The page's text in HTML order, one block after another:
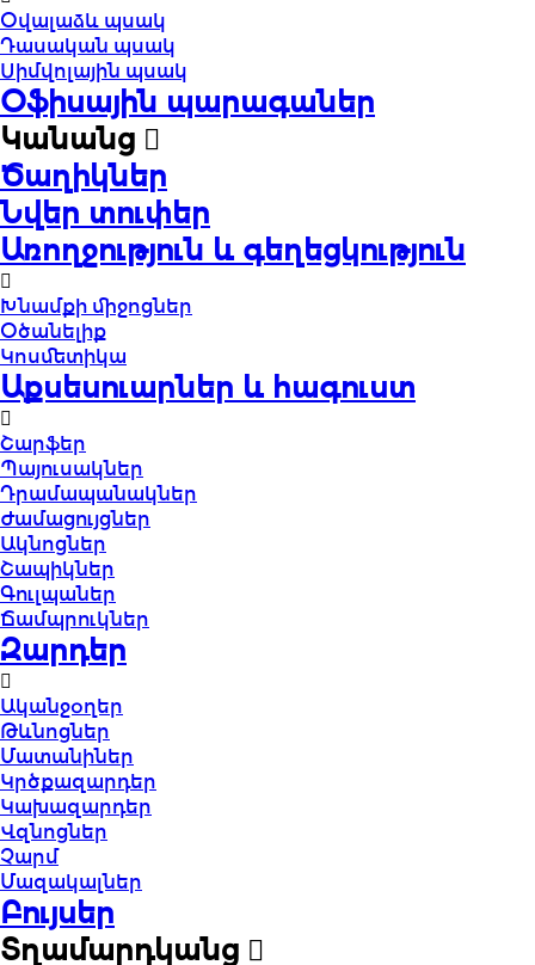
Օվալաձև պսակ
Դասական պսակ
Սիմվոլային պսակ
Օֆիսային պարագաներ
Կանանց
Ծաղիկներ
Նվեր տուփեր
Առողջություն և գեղեցկություն
Խնամքի միջոցներ
Օծանելիք
Կոսմետիկա
Աքսեսուարներ և հագուստ
Շարֆեր
Պայուսակներ
Դրամապանակներ
Ժամացույցներ
Ակնոցներ
Շապիկներ
Գուլպաներ
Ճամպրուկներ
Զարդեր
Ականջօղեր
Թևնոցներ
Մատանիներ
Կրծքազարդեր
Կախազարդեր
Վզնոցներ
Չարմ
Մազակալներ
Բույսեր
Տղամարդկանց